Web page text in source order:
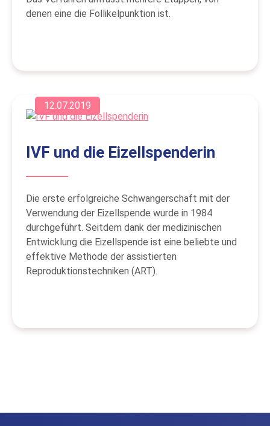
denen eine die Follikelpunktion ist.
12.07.2019
IVF und die Eizellspenderin
Die erste erfolgreiche Schwangerschaft mit der
Verwendung der Eizellspende wurde in 1984
durchgeführt. Seitdem dank der medizinischen
Entwicklung die Eizellspende ist eine beliebte und
effektive Methode der assistierten
Reproduktionstechniken (ART).